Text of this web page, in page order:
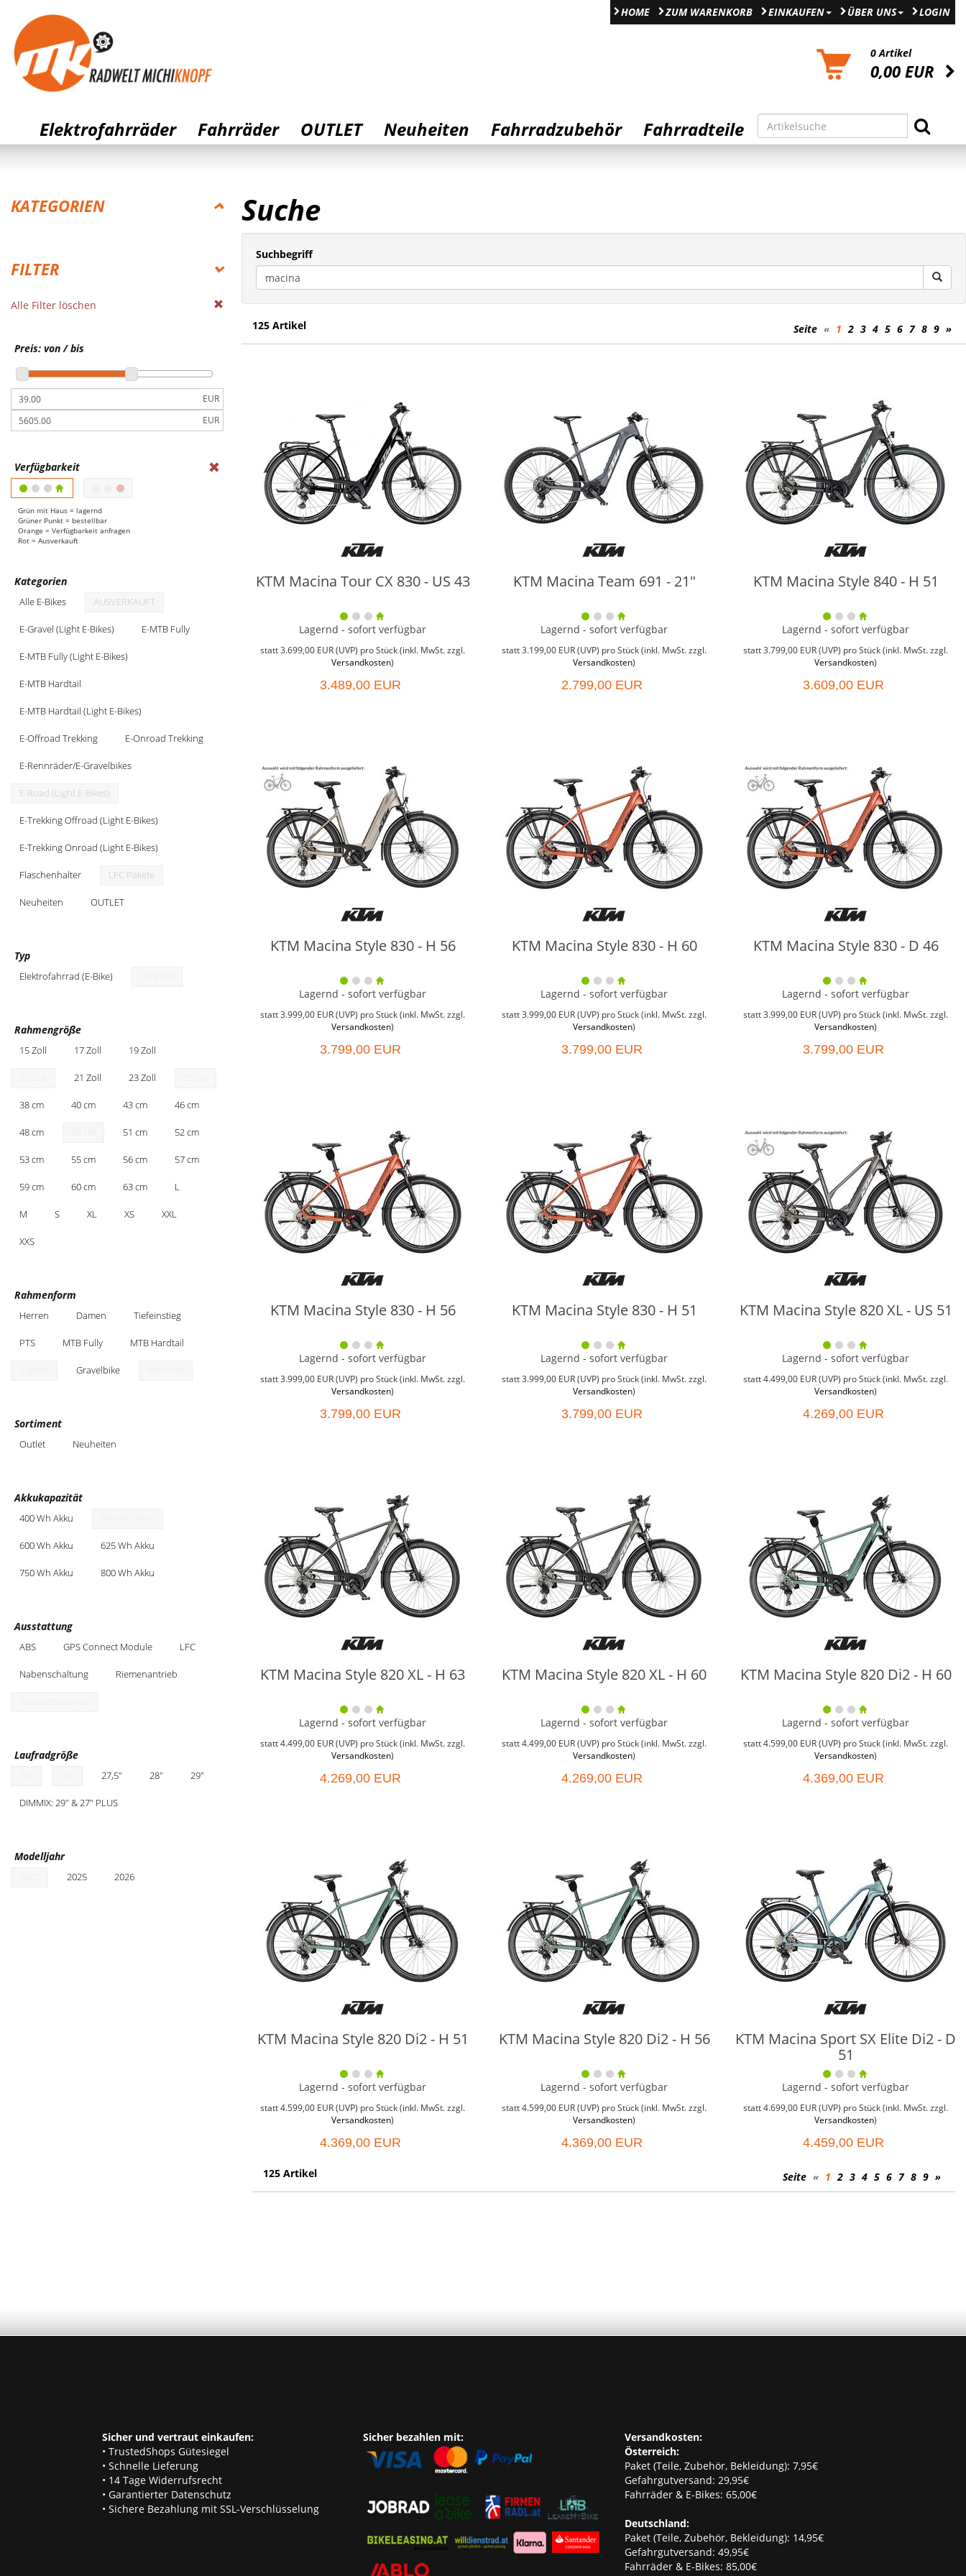
LOGIN
HOME ZUM WARENKORB EINKAUFEN ÜBER UNS
0 Artikel
0,00 EUR
Elektrofahrräder Fahrräder OUTLET Neuheiten Fahrradzubehör Fahrradteile
KATEGORIEN
FAHRRÄDER
OUTLET
NEUHEITEN
FAHRRADZUBEHÖR
FAHRRADTEILE
FILTER
Alle Filter löschen
Preis: von / bis
EUR
EUR
Verfügbarkeit
Grün mit Haus = lagernd
Grüner Punkt = bestellbar
Orange = Verfügbarkeit anfragen
Rot = Ausverkauft
Kategorien
Alle E-Bikes AUSVERKAUFT
E-Gravel (Light E-Bikes) E-MTB Fully
E-MTB Fully (Light E-Bikes)
E-MTB Hardtail
E-MTB Hardtail (Light E-Bikes)
E-Offroad Trekking E-Onroad Trekking
E-Rennräder/E-Gravelbikes
E-Road (Light E-Bikes)
E-Trekking Offroad (Light E-Bikes)
E-Trekking Onroad (Light E-Bikes)
Flaschenhalter LFC Pakete
Neuheiten OUTLET
Typ
Elektrofahrrad (E-Bike)
Rahmengröße
15 Zoll 17 Zoll 19 Zoll
21 Zoll 23 Zoll
38 cm 40 cm 43 cm 46 cm
48 cm 51 cm 52 cm
53 cm 55 cm 56 cm 57 cm
59 cm 60 cm 63 cm L
M S XL XS XXL
XXS
Rahmenform
Herren Damen Tiefeinstieg
PTS MTB Fully MTB Hardtail
Gravelbike
Sortiment
Outlet Neuheiten
Akkukapazität
400 Wh Akku
600 Wh Akku 625 Wh Akku
750 Wh Akku 800 Wh Akku
Ausstattung
ABS GPS Connect Module LFC
Nabenschaltung Riemenantrieb
Laufradgröße
27,5" 28" 29"
DIMMIX: 29" & 27" PLUS
Modelljahr
2025 2026
Suche
Suchbegriff
Seite « 1 2 3 4 5 6 7 8 9 »
125 Artikel
KTM Macina Tour CX 830 - US 43
Lagernd - sofort verfügbar
statt3.699,00 EUR(UVP) pro Stück (inkl. MwSt. zzgl.
Versandkosten)
3.489,00 EUR
KTM Macina Team 691 - 21"
Lagernd - sofort verfügbar
statt3.199,00 EUR(UVP) pro Stück (inkl. MwSt. zzgl.
Versandkosten)
2.799,00 EUR
KTM Macina Style 840 - H 51
Lagernd - sofort verfügbar
statt3.799,00 EUR(UVP) pro Stück (inkl. MwSt. zzgl.
Versandkosten)
3.609,00 EUR
KTM Macina Style 830 - H 56
Lagernd - sofort verfügbar
statt3.999,00 EUR(UVP) pro Stück (inkl. MwSt. zzgl.
Versandkosten)
3.799,00 EUR
KTM Macina Style 830 - H 60
Lagernd - sofort verfügbar
statt3.999,00 EUR(UVP) pro Stück (inkl. MwSt. zzgl.
Versandkosten)
3.799,00 EUR
KTM Macina Style 830 - D 46
Lagernd - sofort verfügbar
statt3.999,00 EUR(UVP) pro Stück (inkl. MwSt. zzgl.
Versandkosten)
3.799,00 EUR
KTM Macina Style 830 - H 56
Lagernd - sofort verfügbar
statt3.999,00 EUR(UVP) pro Stück (inkl. MwSt. zzgl.
Versandkosten)
3.799,00 EUR
KTM Macina Style 830 - H 51
Lagernd - sofort verfügbar
statt3.999,00 EUR(UVP) pro Stück (inkl. MwSt. zzgl.
Versandkosten)
3.799,00 EUR
KTM Macina Style 820 XL - US 51
Lagernd - sofort verfügbar
statt4.499,00 EUR(UVP) pro Stück (inkl. MwSt. zzgl.
Versandkosten)
4.269,00 EUR
KTM Macina Style 820 XL - H 63
Lagernd - sofort verfügbar
statt4.499,00 EUR(UVP) pro Stück (inkl. MwSt. zzgl.
Versandkosten)
4.269,00 EUR
KTM Macina Style 820 XL - H 60
Lagernd - sofort verfügbar
statt4.499,00 EUR(UVP) pro Stück (inkl. MwSt. zzgl.
Versandkosten)
4.269,00 EUR
KTM Macina Style 820 Di2 - H 60
Lagernd - sofort verfügbar
statt4.599,00 EUR(UVP) pro Stück (inkl. MwSt. zzgl.
Versandkosten)
4.369,00 EUR
KTM Macina Style 820 Di2 - H 51
Lagernd - sofort verfügbar
statt4.599,00 EUR(UVP) pro Stück (inkl. MwSt. zzgl.
Versandkosten)
4.369,00 EUR
KTM Macina Style 820 Di2 - H 56
Lagernd - sofort verfügbar
statt4.599,00 EUR(UVP) pro Stück (inkl. MwSt. zzgl.
Versandkosten)
4.369,00 EUR
KTM Macina Sport SX Elite Di2 - D
51
Lagernd - sofort verfügbar
statt4.699,00 EUR(UVP) pro Stück (inkl. MwSt. zzgl.
Versandkosten)
4.459,00 EUR
Seite « 1 2 3 4 5 6 7 8 9 »
125 Artikel
Sicher und vertraut einkaufen:
• TrustedShops Gütesiegel
• Schnelle Lieferung
• 14 Tage Widerrufsrecht
• Garantierter Datenschutz
• Sichere Bezahlung mit SSL-Verschlüsselung
Sicher bezahlen mit:
Versandkosten:
Österreich:
Paket (Teile, Zubehör, Bekleidung): 7,95€
Gefahrgutversand: 29,95€
Fahrräder & E-Bikes: 65,00€
Deutschland:
Paket (Teile, Zubehör, Bekleidung): 14,95€
Gefahrgutversand: 49,95€
Fahrräder & E-Bikes: 85,00€